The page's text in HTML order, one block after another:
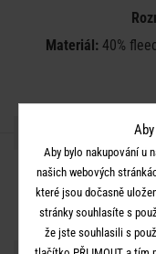
Materiál:40%
Aby bylo nakupování u
našich webových
které jsou dočasně
stránky souhlasíte s
že jste souhlasili s